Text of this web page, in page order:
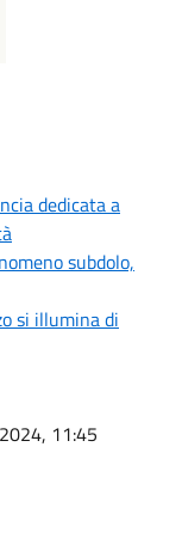
dedicata a
subdolo,
si illumina di
11:45